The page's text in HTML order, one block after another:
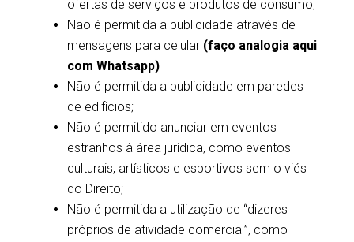
ofertas de serviços e produtos de consumo;
Não é permitida a publicidade através de
mensagens para celular (faço analogia aqui
com Whatsapp)
Não é permitida a publicidade em paredes
de edifícios;
Não é permitido anunciar em eventos
estranhos à área jurídica, como eventos
culturais, artísticos e esportivos sem o viés
do Direito;
Não é permitida a utilização de “dizeres
próprios de atividade comercial”, como